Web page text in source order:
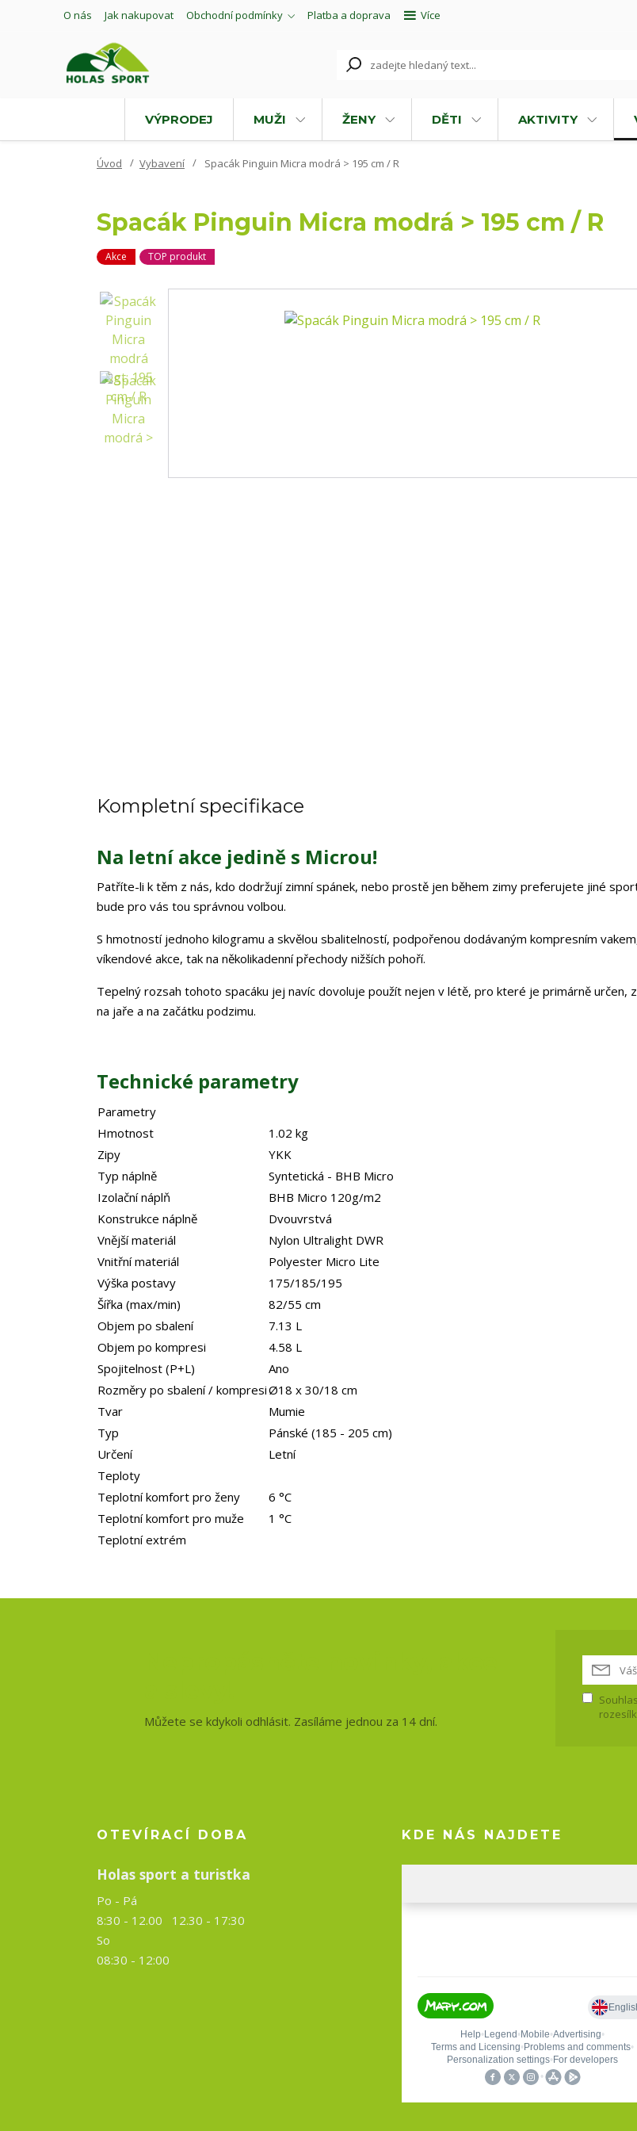
O nás Jak nakupovat Obchodní podmínky Platba a doprava Více
VÝPRODEJ MUŽI ŽENY DĚTI AKTIVITY
Úvod Vybavení Spacák Pinguin Micra modrá > 195 cm / R
Spacák Pinguin Micra modrá > 195 cm / R
Akce TOP produkt
Kompletní specifikace
Na letní akce jedině s Microu!
Patříte-li k těm z nás, kdo dodržují zimní spánek, nebo prostě jen během zimy preferujete jiné
bude pro vás tou správnou volbou.
S hmotností jednoho kilogramu a skvělou sbalitelností, podpořenou dodávaným kompresním
víkendové akce, tak na několikadenní přechody nižších pohoří.
Tepelný rozsah tohoto spacáku jej navíc dovoluje použít nejen v létě, pro které je primárně určen,
na jaře a na začátku podzimu.
Technické parametry
Parametry
Hmotnost
1.02 kg
Zipy
YKK
Typ náplně
Syntetická - BHB Micro
Izolační náplň
BHB Micro 120g/m2
Konstrukce náplně
Dvouvrstvá
Vnější materiál
Nylon Ultralight DWR
Vnitřní materiál
Polyester Micro Lite
Výška postavy
175/185/195
Šířka (max/min)
82/55 cm
Objem po sbalení
7.13 L
Objem po kompresi
4.58 L
Spojitelnost (P+L)
Ano
Rozměry po sbalení / kompresiØ18 x 30/18 cm
Tvar
Mumie
Typ
Pánské (185 - 205 cm)
Určení
Letní
Teploty
Teplotní komfort pro ženy
6 °C
Teplotní komfort pro muže
1 °C
Teplotní extrém
Můžete se kdykoli odhlásit. Zasíláme jednou za 14 dní.
OTEVÍRACÍ DOBA
Holas sport a turistka
Po - Pá
8:30 - 12.00 12.30 - 17:30
So
08:30 - 12:00
KDE NÁS NAJDETE